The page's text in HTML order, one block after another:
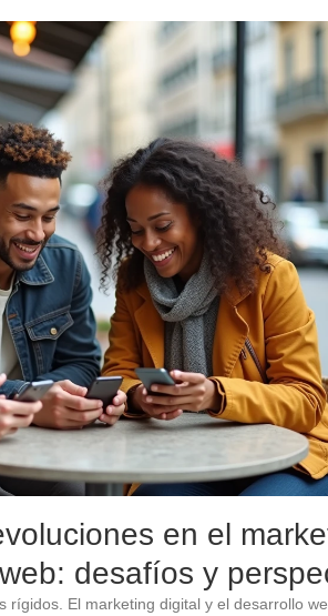
en el
desafíos y
rígidos. El marketing digital y el desarrollo